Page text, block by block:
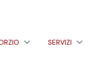
SERVIZI